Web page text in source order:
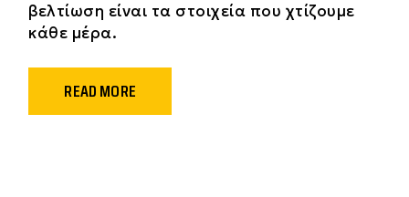
βελτίωση είναι τα στοιχεία που χτίζουμε
κάθε μέρα.
READ MORE